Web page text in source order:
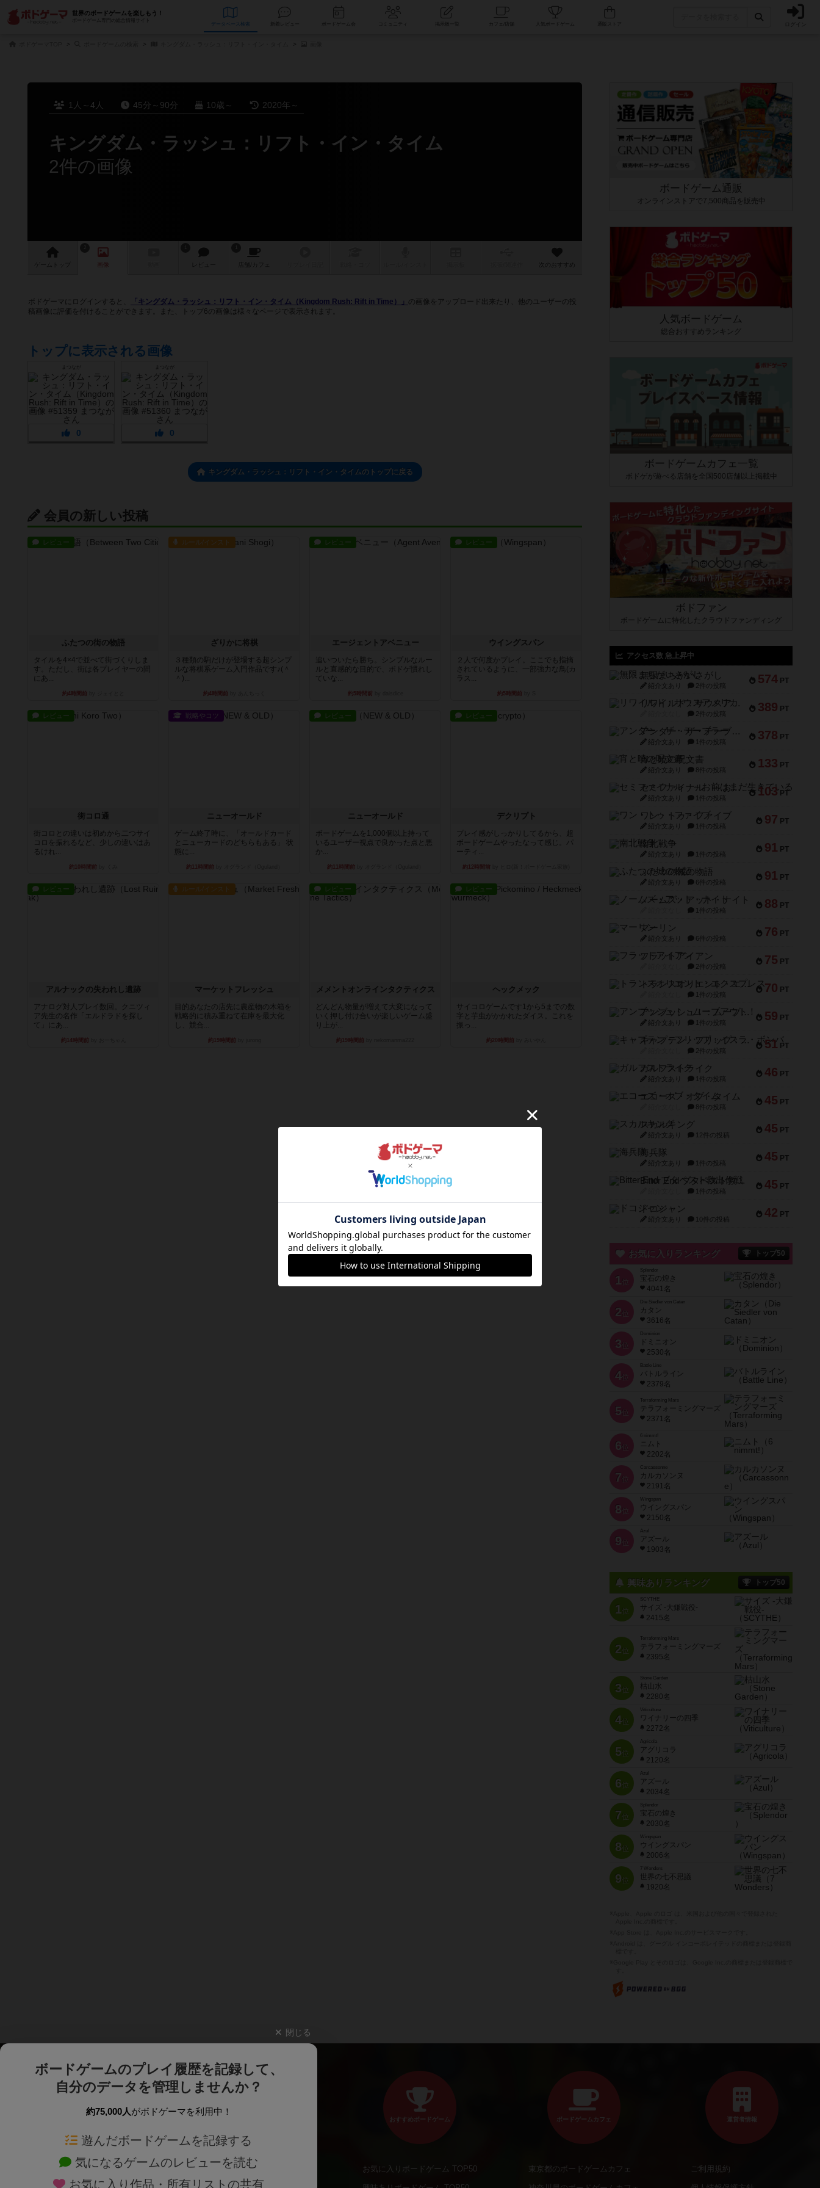
世界のボードゲームを楽しもう！
ボードゲーム専門の総合情報サイト
データベース コミュニティ 人気ボードゲーム ログイン
1人～4人 45分～90分 10歳～ 2020年～
キングダム・ラッシュ：リフト・イン・タイム
2件の画像
ゲーム 画像 レビュー 店舗/ カフェ 次のおすすめ
ボドゲーマにログインすると、 「キングダム・ラッシュ：リフト・イン・タイム（Kingdom Rush: Rift in Time）」 の画像をアップロード出来たり、他のユーザーの投
稿画像に評価を付けることができます。また、トップ6の画像は様々なページで表示されます。
トップに表示される画像
まつなが
0
まつなが
0
キングダム・ラッシュ：リフト・イン・タイムのトップに戻る
会員の新しい投稿
レビュー
ふたつの街の物語
タイルを4×4で並べて街づくりしま
す。ただし、街は各プレイヤーの間
にあ...
約4時間前
ルール/インスト
ざりかに将棋
３種類の駒だけが登場する超シンプ
ルな将棋系ゲーム入門作品です♪(＾
＾)...
約4時間前
レビュー
エージェントアベニュー
追いついたら勝ち。シンプルなルー
ルと直感的な目的で、ボドゲ慣れし
ていな...
約5時間前
レビュー
ウイングスパン
２人で何度かプレイ。ここでも指摘
されているように、一部強力な鳥(カ
ラス...
約5時間前
レビュー
街コロ通
街コロとの違いは初めから二つサイ
コロを振れるなど、少しの違いはあ
るけれ...
約10時間前
戦略やコツ
ニューオールド
ゲーム終了時に、「オールドカード
とニューカードのどちらもある」 状
態に...
約11時間前
レビュー
ニューオールド
ボードゲームを1,000個以上持って
いるユーザー視点で良かった点と悪
か...
約11時間前
レビュー
デクリプト
プレイ感がしっかりしてるから、超
ボードゲームやったなって感じ。パ
ーティ...
約12時間前
レビュー
アルナックの失われし遺跡
アナログ対人プレイ数回。クニツィ
ア先生の名作「エルドラドを探し
て」にあ...
約14時間前
ルール/インスト
マーケットフレッシュ
目的あなたの店先に農産物の木箱を
戦略的に積み重ねて在庫を最大化
し、競合...
約19時間前
レビュー
メメントオンラインタクティクス
どんどん物量が増えて大変になって
いく押し付け合いが楽しいゲーム盛
り上が...
約19時間前
レビュー
ヘックメック
サイコロゲームです1から5までの数
字と芋虫がかかれたダイス。これを
振っ...
約20時間前
ボードゲーム通販
オンラインストアで7,500商品を販売中
人気ボードゲーム
総合おすすめランキング
ボードゲームカフェ一覧
ボドゲが遊べる店舗を全国500店舗以上掲載中
ボドファン
ボードゲームに特化したクラウドファンディング
アクセス数 急上昇中
574 PT
無限まちがいさがし
紹介文あり 2件の投稿
389 PT
リワイルド：サウスアメリカ
2件の投稿
378 PT
アンダー・ザ・テーブラー
紹介文あり 1件の投稿
133 PT
宵と暁の呪文書
紹介文あり 8件の投稿
103 PT
セミファイナル ～お前はまだ生きている～
紹介文あり 1件の投稿
97 PT
ワン・トゥ・ファイブ
紹介文あり 1件の投稿
91 PT
南北戦争
紹介文あり 1件の投稿
91 PT
ふたつの城の物語
紹介文あり 6件の投稿
88 PT
ノームズ・アット・ナイト
1件の投稿
76 PT
マーリン
紹介文あり 6件の投稿
75 PT
フラットアイアン
2件の投稿
70 PT
トランスオリエント・エクスプレス
1件の投稿
59 PT
アンブッシュ！：ムーブアウト！
紹介文あり 1件の投稿
51 PT
キャプテン・フリップ：イスラ・ボンバ
2件の投稿
46 PT
ガルフストライク
紹介文あり 1件の投稿
45 PT
エコーズ・オブ・タイム
8件の投稿
45 PT
スカルキング
紹介文あり 12件の投稿
45 PT
海兵隊
紹介文あり 1件の投稿
45 PT
Bitter End ブタペスト救出作戦
1件の投稿
42 PT
ドコジャン
紹介文あり 10件の投稿
お気に入りランキング トップ50
1 位
宝石の煌き
4041名
2 位
Die Siedler von Catan
カタン
3616名
3 位
ドミニオン
2530名
4位
Battle Line
バトルライン
2379名
5 位
Terraforming Mars
テラフォーミングマーズ
2371名
6 位
ニムト
2202名
7 位
Carcassonne
カルカソンヌ
2191名
8 位
Wingspan
ウイングスパン
2150名
9 位
Azul
アズール
1903名
興味ありランキング トップ50
1位
SCYTHE
サイズ -大鎌戦役-
2415名
2位
Terraforming Mars
テラフォーミングマーズ
2395名
3位
Stone Garden
枯山水
2280名
4位
Viticulture
ワイナリーの四季
2272名
5位
Agricola
アグリコラ
2120名
6位
Azul
アズール
2034名
7位
宝石の煌き
2030名
8位
Wingspan
ウイングスパン
2006名
9位
7 Wonders
世界の七不思議
1920名
閉じる
ボードゲームのプレイ履歴を記録して、
自分のデータを管理しませんか？
約75,000人がボドゲーマを利用中！
遊んだボードゲームを記録する
気になるゲームのレビューを読む
お気に入り作品・所有リストの共有
ボードゲームを検索する 新作・再入荷情報
おすすめボードゲーム
お気に入りボードゲーム TOP50
ボードゲームカフェ
東京都のボードゲームカフェ
運営者情報
ご利用規約